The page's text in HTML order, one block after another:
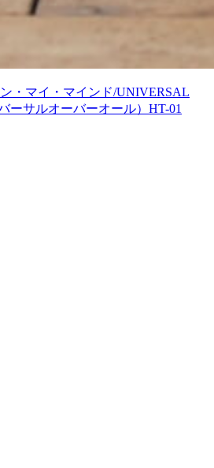
・マイ・マインド/UNIVERSAL
ーサルオーバーオール）HT-01